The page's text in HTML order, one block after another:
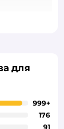
для
999+
176
91